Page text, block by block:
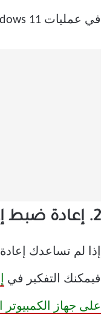
في عمليات Windows 11.
2. إعادة ضبط إعدادات الشبكة
إذا لم تساعدك
فيمكنك التفكير في
على جهاز